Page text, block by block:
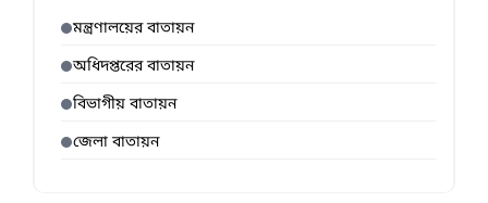
মন্ত্রণালয়ের বাতায়ন
অধিদপ্তরের বাতায়ন
বিভাগীয় বাতায়ন
জেলা বাতায়ন